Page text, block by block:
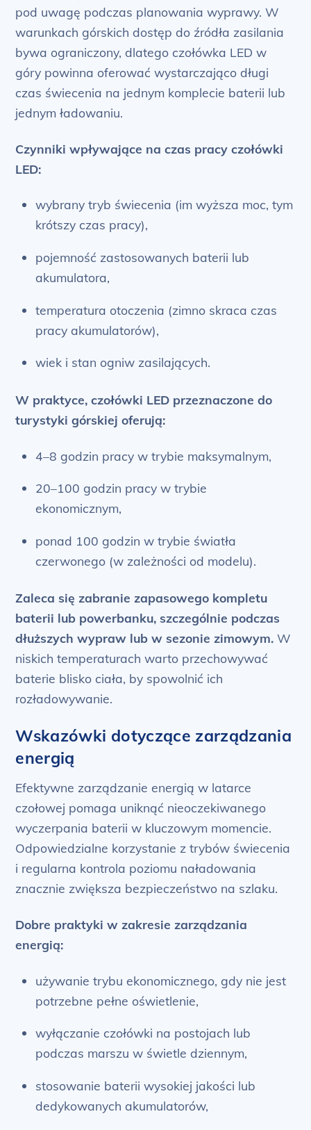
pod uwagę podczas planowania wyprawy. W
warunkach górskich dostęp do źródła zasilania
bywa ograniczony, dlatego czołówka LED w
góry powinna oferować wystarczająco długi
czas świecenia na jednym komplecie baterii lub
jednym ładowaniu.
Czynniki wpływające na czas pracy czołówki
LED:
wybrany tryb świecenia (im wyższa moc, tym
krótszy czas pracy),
pojemność zastosowanych baterii lub
akumulatora,
temperatura otoczenia (zimno skraca czas
pracy akumulatorów),
wiek i stan ogniw zasilających.
W praktyce, czołówki LED przeznaczone do
turystyki górskiej oferują:
4–8 godzin pracy w trybie maksymalnym,
20–100 godzin pracy w trybie
ekonomicznym,
ponad 100 godzin w trybie światła
czerwonego (w zależności od modelu).
Zaleca się zabranie zapasowego kompletu
baterii lub powerbanku, szczególnie podczas
dłuższych wypraw lub w sezonie zimowym. W
niskich temperaturach warto przechowywać
baterie blisko ciała, by spowolnić ich
rozładowywanie.
Wskazówki dotyczące zarządzania
energią
Efektywne zarządzanie energią w latarce
czołowej pomaga uniknąć nieoczekiwanego
wyczerpania baterii w kluczowym momencie.
Odpowiedzialne korzystanie z trybów świecenia
i regularna kontrola poziomu naładowania
znacznie zwiększa bezpieczeństwo na szlaku.
Dobre praktyki w zakresie zarządzania
energią:
używanie trybu ekonomicznego, gdy nie jest
potrzebne pełne oświetlenie,
wyłączanie czołówki na postojach lub
podczas marszu w świetle dziennym,
stosowanie baterii wysokiej jakości lub
dedykowanych akumulatorów,